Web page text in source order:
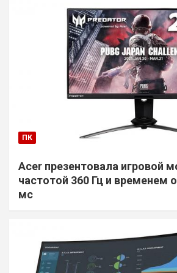
ПК
Acer презентовала игровой
частотой 360 Гц и временем
мс